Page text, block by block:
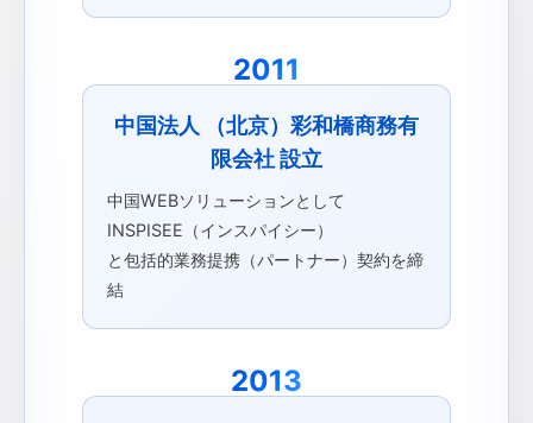
2011
中国法人 （北京）彩和橋商務有
限会社 設立
中国WEBソリューションとして
INSPISEE（インスパイシー）
と包括的業務提携（パートナー）契約を締
結
2013